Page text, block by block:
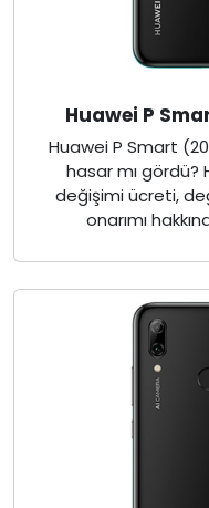
Huawei P
Huawei P Smart
hasar mı gördü?
değişimi ücreti,
onarımı